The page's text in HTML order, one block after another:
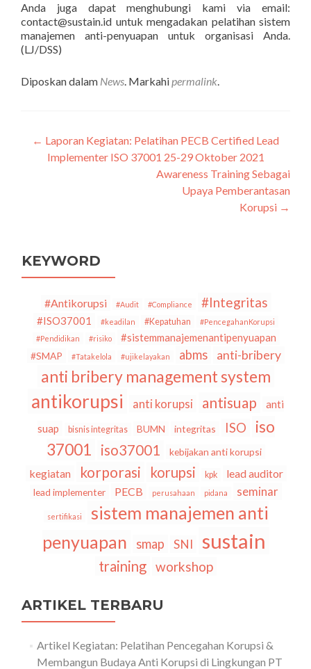
Anda juga dapat menghubungi kami via email:
contact@sustain.id untuk mengadakan pelatihan sistem
manajemen anti-penyuapan untuk organisasi Anda.
(LJ/DSS)
Diposkan dalam News. Markahipermalink.
Navigasi
← Laporan Kegiatan: Pelatihan PECB Certified Lead
Implementer ISO 37001 25-29 Oktober 2021
Awareness Training Sebagai
Upaya Pemberantasan
Korupsi →
KEYWORD
#Antikorupsi #Audit #Compliance #Integritas
#ISO37001 #keadilan #Kepatuhan
#PencegahanKorupsi
#Pendidikan
#risiko #sistemmanajemenantipenyuapan
#SMAP #Tatakelola #ujikelayakan abms anti-bribery
anti bribery management system
antikorupsi anti korupsi antisuap
anti
suap
bisnis integritas BUMN integritas ISO
iso
37001
iso37001 kebijakan anti korupsi
kegiatan korporasi korupsi kpk lead auditor
lead implementer PECB perusahaan pidana seminar
sertifikasi
sistem manajemen anti
penyuapan
smap SNI sustain
training workshop
ARTIKEL TERBARU
Artikel Kegiatan: Pelatihan Pencegahan Korupsi &
Membangun Budaya Anti Korupsi di Lingkungan PT